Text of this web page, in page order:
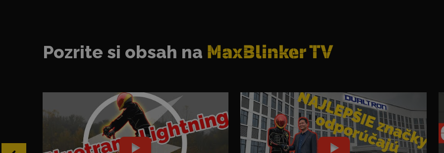
Pozrite si obsah na MaxBlinker TV